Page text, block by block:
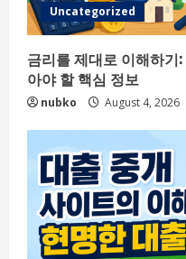
Uncategorized
금리를 제대로 이해하
아야 할 핵심 정보
nubko August 4, 2026